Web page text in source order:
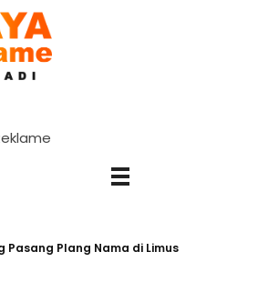
LAYANAN DAN KEAHLIAN
Pasang Plang Nama di Limus